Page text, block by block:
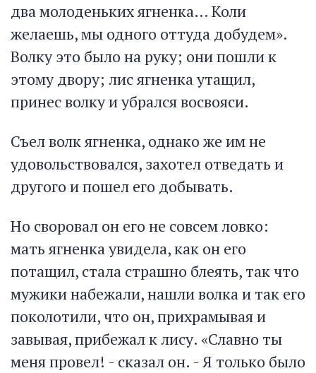
два молоденьких ягненка… Коли
желаешь, мы одного оттуда добудем».
Волку это было на руку; они пошли к
этому двору; лис ягненка утащил,
принес волку и убрался восвояси.
Съел волк ягненка, однако же им не
удовольствовался, захотел отведать и
другого и пошел его добывать.
Но своровал он его не совсем ловко:
мать ягненка увидела, как он его
потащил, стала страшно блеять, так что
мужики набежали, нашли волка и так его
поколотили, что он, прихрамывая и
завывая, прибежал к лису. «Славно ты
меня провел! - сказал он. - Я только было